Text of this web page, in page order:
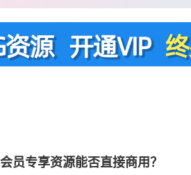
员专享资源能否直接商用？